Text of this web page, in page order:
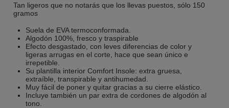
Tan ligeros que no notarás que los llevas puestos, sólo 150
gramos
Suela de EVA termoconformada.
Algodón 100%, fresco y traspirable
Efecto desgastado, con leves diferencias de color y
ligeras arrugas en el corte, hace que sean único e
irrepetible.
Su plantilla interior Comfort Insole: extra gruesa,
extraíble, transpirable y antihumedad.
Muy fácil de poner y quitar gracias a su cierre elástico.
Incluye también un par extra de cordones de algodón al
tono.